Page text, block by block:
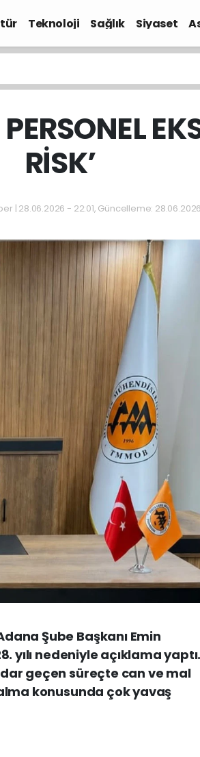
Teknoloji Sağlık Siyaset
RİSK’
28.06.2026 - 22:01, Güncelleme:
Şube Başkanı Emin
yılı nedeniyle açıklama yaptı.
geçen süreçte can ve mal
konusunda çok yavaş